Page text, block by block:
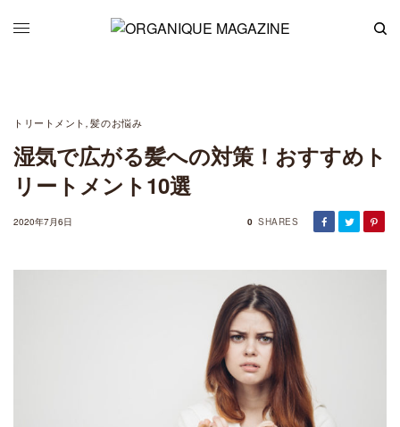
トリートメント , 髪のお悩み
湿気で広がる髪への対策！おすすめト
リートメント10選
2020年7月6日 0 SHARES